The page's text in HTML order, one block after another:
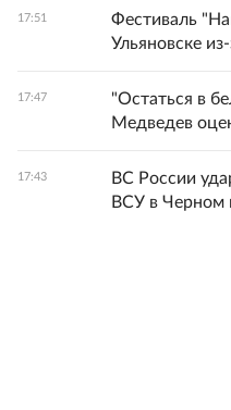
17:51
Фестиваль
Ульяновске
17:47
"Остаться в
Медведев
17:43
ВС России
ВСУ в Черном